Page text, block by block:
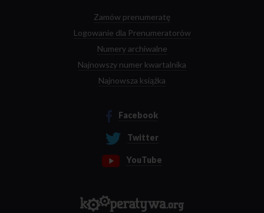
Zamów prenumeratę
Logowanie dla Prenumeratorów
Numery archiwalne
Najnowszy numer kwartalnika
Najnowsza książka
Facebook
Twitter
YouTube